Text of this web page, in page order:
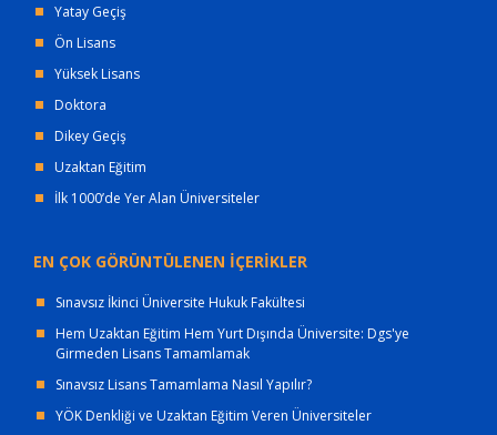
Yatay Geçiş
Ön Lisans
Yüksek Lisans
Doktora
Dikey Geçiş
Uzaktan Eğitim
İlk 1000’de Yer Alan Üniversiteler
EN ÇOK GÖRÜNTÜLENEN İÇERİKLER
Sınavsız İkinci Üniversite Hukuk Fakültesi
Hem Uzaktan Eğitim Hem Yurt Dışında Üniversite: Dgs'ye
Girmeden Lisans Tamamlamak
Sınavsız Lisans Tamamlama Nasıl Yapılır?
YÖK Denkliği ve Uzaktan Eğitim Veren Üniversiteler